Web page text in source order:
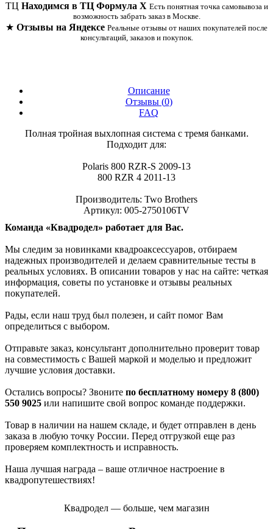
ТЦ Находимся в ТЦ Формула Х Есть понятная точка самовывоза и
возможность забрать заказ в Москве.
★ Отзывы на Яндексе Реальные отзывы от наших покупателей после
консультаций, заказов и покупок.
Описание
Отзывы (0)
FAQ
Полная тройная выхлопная система c тремя банками.
Подходит для:
Polaris 800 RZR-S 2009-13
800 RZR 4 2011-13
Производитель: Two Brothers
Артикул: 005-2750106TV
Команда «Квадродел» работает для Вас.
Мы следим за новинками квадроаксессуаров, отбираем
надежных производителей и делаем сравнительные тесты в
реальных условиях. В описании товаров у нас на сайте: четкая
информация, советы по установке и отзывы реальных
покупателей.
Рады, если наш труд был полезен, и сайт помог Вам
определиться с выбором.
Отправьте заказ, консультант дополнительно проверит товар
на совместимость с Вашей маркой и моделью и предложит
лучшие условия доставки.
Остались вопросы? Звоните по бесплатному номеру 8 (800)
550 9025 или напишите свой вопрос команде поддержки.
Товар в наличии на нашем складе, и будет отправлен в день
заказа в любую точку России. Перед отгрузкой еще раз
проверяем комплектность и исправность.
Наша лучшая награда – ваше отличное настроение в
квадропутешествиях!
Квадродел — больше, чем магазин